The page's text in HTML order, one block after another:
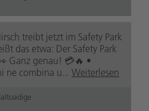
treibt jetzt im Safety Park
das etwa: Der Safety Park
Ganz genau! 💳🔥 •
ne combina u... Weiterlesen